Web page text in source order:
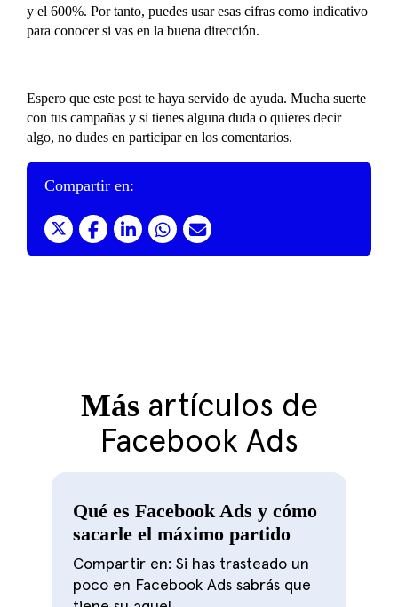
y el 600%. Por tanto, puedes usar esas cifras como indicativo
para conocer si vas en la buena dirección.
Espero que este post te haya servido de ayuda. Mucha suerte
con tus campañas y si tienes alguna duda o quieres decir
algo, no dudes en participar en los comentarios.
Compartir en:
Másartículos de
Facebook Ads
Qué es Facebook Ads y cómo
sacarle el máximo partido
Compartir en: Si has trasteado un
poco en Facebook Ads sabrás que